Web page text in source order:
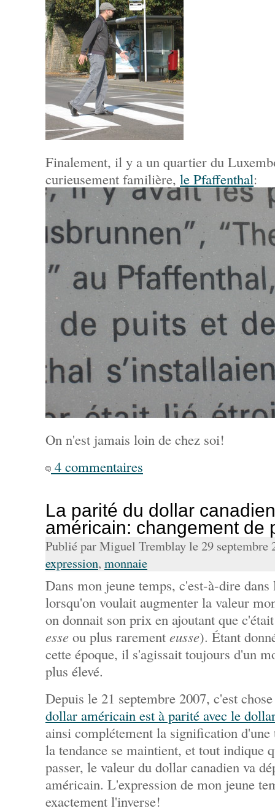
Finalement, il y a un quartier du
curieusement familière, le Pfaffenthal:
On n'est jamais loin de chez soi!
4 commentaires
La parité du dollar
américain: changement de
Publié par Miguel Tremblay le 29 septembre
expression, monnaie
Dans mon jeune temps, c'est-à-dire dans
lorsqu'on voulait augmenter la valeur
on donnait son prix en ajoutant que
esse ou plus rarement eusse). Étant
cette époque, il s'agissait toujours d'un
plus élevé.
Depuis le 21 septembre 2007, c'est
dollar américain est à parité avec le
ainsi complétement la signification
la tendance se maintient, et tout indique
passer, le valeur du dollar canadien va
américain. L'expression de mon jeune
exactement l'inverse!